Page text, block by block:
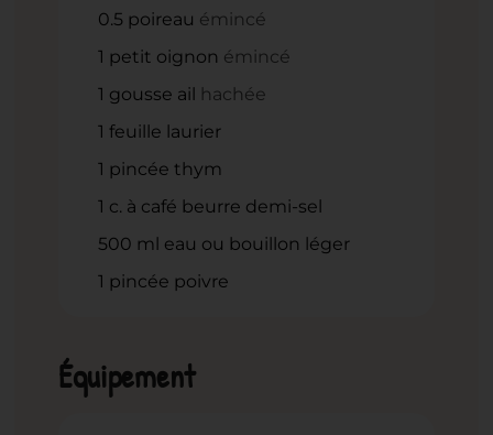
0.5 poireau émincé
1 petit oignon émincé
1 gousse ail hachée
1 feuille laurier
1 pincée thym
1 c. à café beurre demi-sel
500 ml eau ou bouillon léger
1 pincée poivre
Équipement